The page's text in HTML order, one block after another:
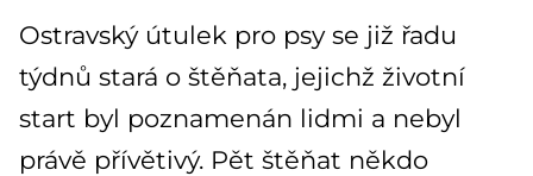
Ostravský útulek pro psy se již řadu
týdnů stará o štěňata, jejichž životní
start byl poznamenán lidmi a nebyl
právě přívětivý. Pět štěňat někdo